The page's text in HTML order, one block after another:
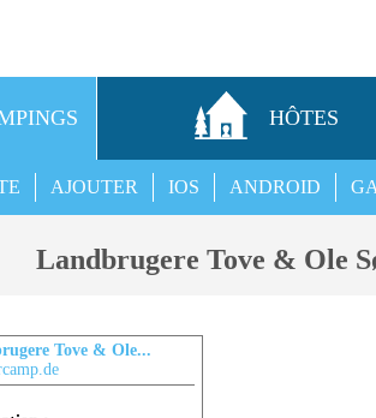
HÔTES
ANDROID
IOS
AJOUTER
Landbrugere Tove & Ole
Tove & Ole...